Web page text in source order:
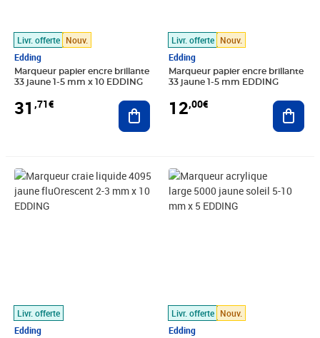
Livr. offerte Nouv.
Edding
Marqueur papier encre brillante
33 jaune 1-5 mm x 10 EDDING
31 ,71€ Ajouter au panier
Livr. offerte Nouv.
Edding
Marqueur papier encre brillante
33 jaune 1-5 mm EDDING
12,00€
Livr. offerte
Edding
Prix 41,96€
Livr. offerte Nouv.
Edding
Prix 28,91€